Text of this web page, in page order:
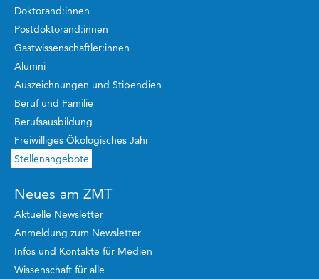
Doktorand:innen
Postdoktorand:innen
Gastwissenschaftler:innen
Alumni
Auszeichnungen und Stipendien
Beruf und Familie
Berufsausbildung
Freiwilliges Ökologisches Jahr
Stellenangebote
Neues am ZMT
Aktuelle Newsletter
Anmeldung zum Newsletter
Infos und Kontakte für Medien
Wissenschaft für alle